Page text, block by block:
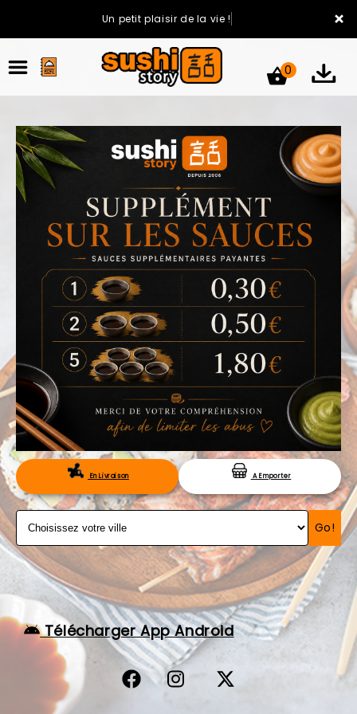
×
Un petit plaisir de la vie !
ACCUEIL
LA CARTE
VOTRE COMPTE
NOTRE RESTAURANT
VOS AVIS
MENTIONS LÉGALES
C.G.V
RÉSERVATION
0
En Livraison A Emporter
Go!
Télécharger App Android